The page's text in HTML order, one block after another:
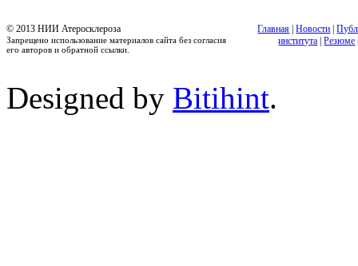
© 2013 НИИ Атеросклероза
Запрещено использование материалов сайта без согласия
его авторов и обратной ссылки.
Главная |Новости |
института |Резюме
Designed by Bitihint.